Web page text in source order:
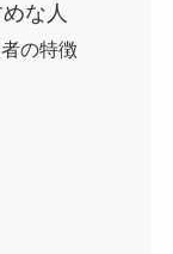
な人
の特徴